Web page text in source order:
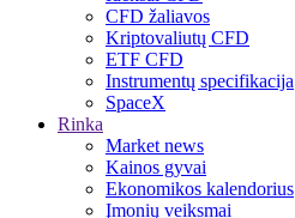
CFD žaliavos
Kriptovaliutų CFD
ETF CFD
Instrumentų specifikacija
SpaceX
Rinka
Market news
Kainos gyvai
Ekonomikos kalendorius
Įmonių veiksmai